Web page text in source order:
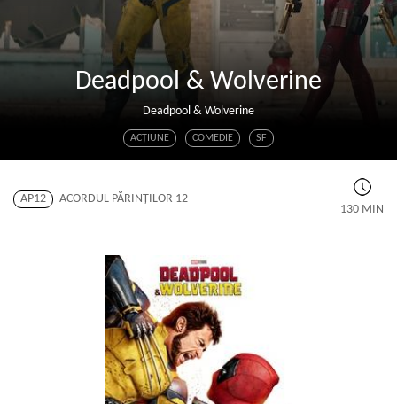
Deadpool & Wolverine
Deadpool & Wolverine
ACŢIUNE COMEDIE SF
AP12
ACORDUL PĂRINŢILOR 12
130 MIN